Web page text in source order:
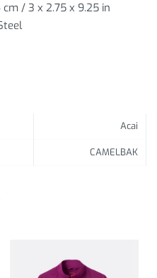
cm / 3 x 2.75 x 9.25 in
Acai
CAMELBAK